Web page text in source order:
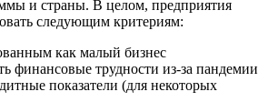
и страны. В целом, предприятия
следующим критериям:
как малый бизнес
финансовые трудности из-за пандемии
показатели (для некоторых